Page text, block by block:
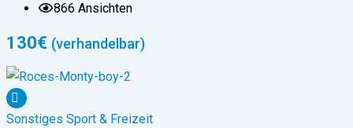
866 Ansichten
130€ (verhandelbar)
Sonstiges Sport & Freizeit